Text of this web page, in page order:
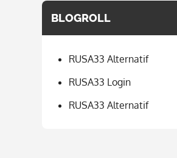
BLOGROLL
RUSA33 Alternatif
RUSA33 Login
RUSA33 Alternatif